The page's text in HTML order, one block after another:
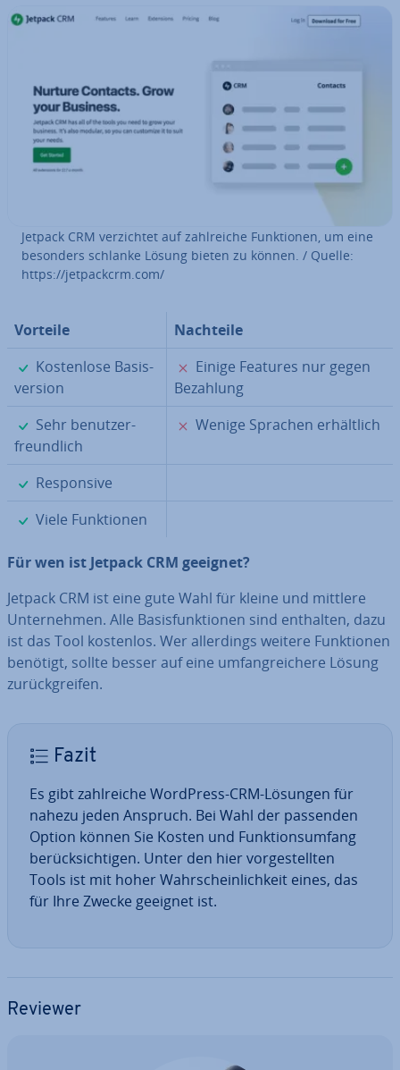
Jetpack CRM ver­zich­tet auf zahl­rei­che Funk­tio­nen, um eine
besonders schlanke Lösung bieten zu können. / Quelle:
https://jet­pack­crm.com/
Vorteile
Nachteile
✓
Kos­ten­lo­se Ba­sis­
ver­si­on
✗
Einige Features nur gegen
Bezahlung
✓
Sehr be­nut­zer­
freund­lich
✗
Wenige Sprachen er­hält­lich
✓
Re­spon­si­ve
✓
Viele Funk­tio­nen
Für wen ist Jetpack CRM geeignet?
Jetpack CRM ist eine gute Wahl für kleine und mittlere
Un­ter­neh­men. Alle Ba­sis­funk­tio­nen sind enthalten, dazu
ist das Tool kostenlos. Wer al­ler­dings weitere Funk­tio­nen
benötigt, sollte besser auf eine um­fang­rei­che­re Lösung
zu­rück­grei­fen.
Fazit
Es gibt zahl­rei­che WordPress-CRM-Lösungen für
nahezu jeden Anspruch. Bei Wahl der passenden
Option können Sie Kosten und Funk­ti­ons­um­fang
be­rück­sich­ti­gen. Unter den hier vor­ge­stell­ten
Tools ist mit hoher Wahr­schein­lich­keit eines, das
für Ihre Zwecke geeignet ist.
Reviewer